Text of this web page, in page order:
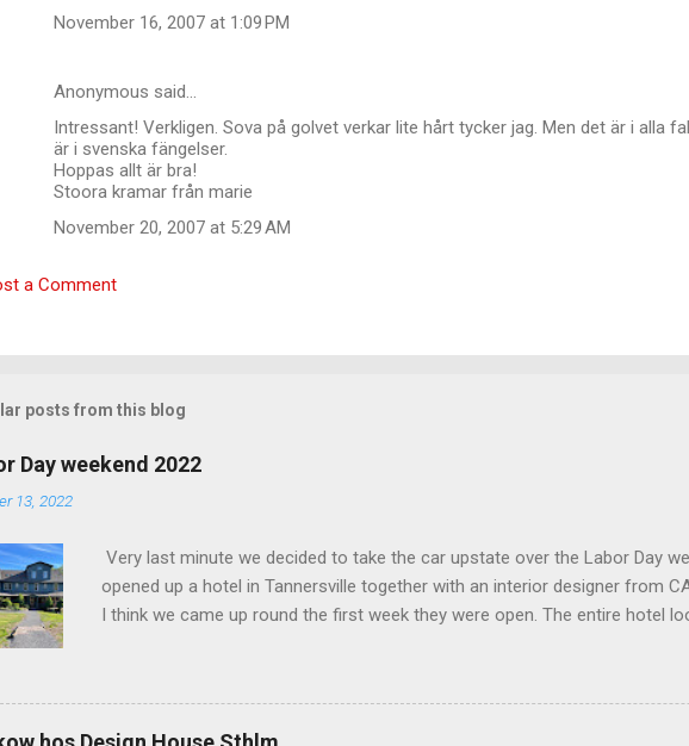
November 16, 2007 at 1:09 PM
Anonymous said…
Intressant! Verkligen. Sova på golvet verkar lite hårt tycker jag. Men det är i alla
är i svenska fängelser.
Hoppas allt är bra!
Stoora kramar från marie
November 20, 2007 at 5:29 AM
a Comment
posts from this blog
Day weekend 2022
13, 2022
Very last minute we decided to take the car upstate over the Labor Day
opened up a hotel in Tannersville together with an interior designer from
I think we came up round the first week they were open. The entire hotel
less personal, but still beautiful. We stayed in the house next to the main
because we needed an extra bedroom for the kids. The owners was also
pack and play for Hugo. Big Kudos! The main building of the hotel Deck